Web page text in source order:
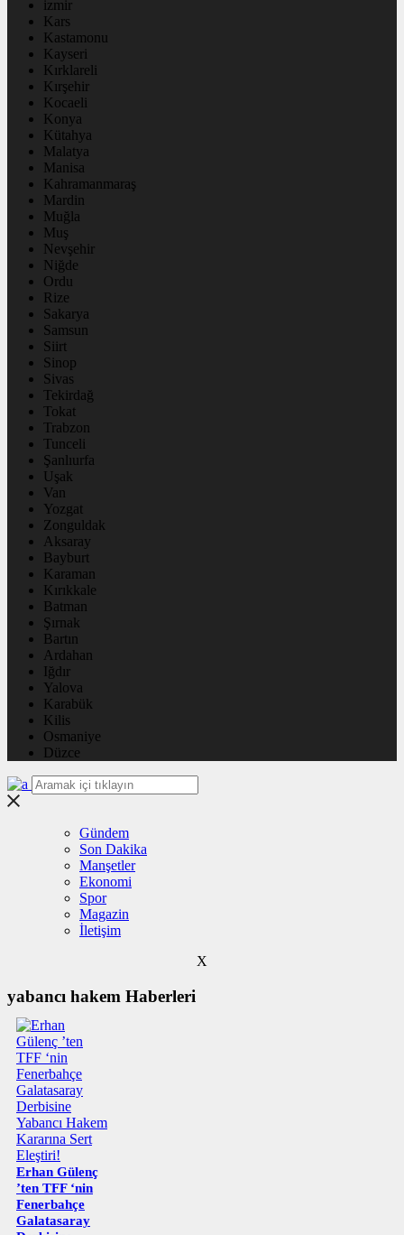
izmir
Kars
Kastamonu
Kayseri
Kırklareli
Kırşehir
Kocaeli
Konya
Kütahya
Malatya
Manisa
Kahramanmaraş
Mardin
Muğla
Muş
Nevşehir
Niğde
Ordu
Rize
Sakarya
Samsun
Siirt
Sinop
Sivas
Tekirdağ
Tokat
Trabzon
Tunceli
Şanlıurfa
Uşak
Van
Yozgat
Zonguldak
Aksaray
Bayburt
Karaman
Kırıkkale
Batman
Şırnak
Bartın
Ardahan
Iğdır
Yalova
Karabük
Kilis
Osmaniye
Düzce
Gündem
Son Dakika
Manşetler
Ekonomi
Spor
Magazin
İletişim
X
yabancı hakem Haberleri
Erhan Gülenç
’ten TFF ‘nin
Fenerbahçe
Galatasaray